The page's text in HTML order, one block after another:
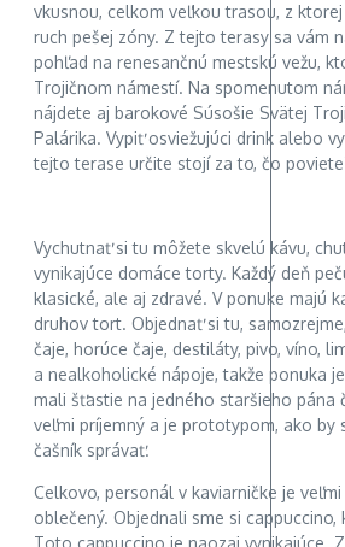
vkusnou, celkom veľkou trasou, z
ruch pešej zóny. Z tejto terasy sa vám
pohľad na renesančnú mestskú vežu,
Trojičnom námestí. Na spomenutom
nájdete aj barokové Súsošie Svätej
Palárika. Vypiť osviežujúci drink alebo
tejto terase určite stojí za to, čo
Vychutnať si tu môžete skvelú kávu,
vynikajúce domáce torty. Každý deň
klasické, ale aj zdravé. V ponuke majú
druhov tort. Objednať si tu,
čaje, horúce čaje, destiláty, pivo, víno,
a nealkoholické nápoje, takže ponuka
mali šťastie na jedného staršieho pána
veľmi príjemný a je prototypom, ako by
čašník správať.
Celkovo, personál v kaviarničke je
oblečený. Objednali sme si